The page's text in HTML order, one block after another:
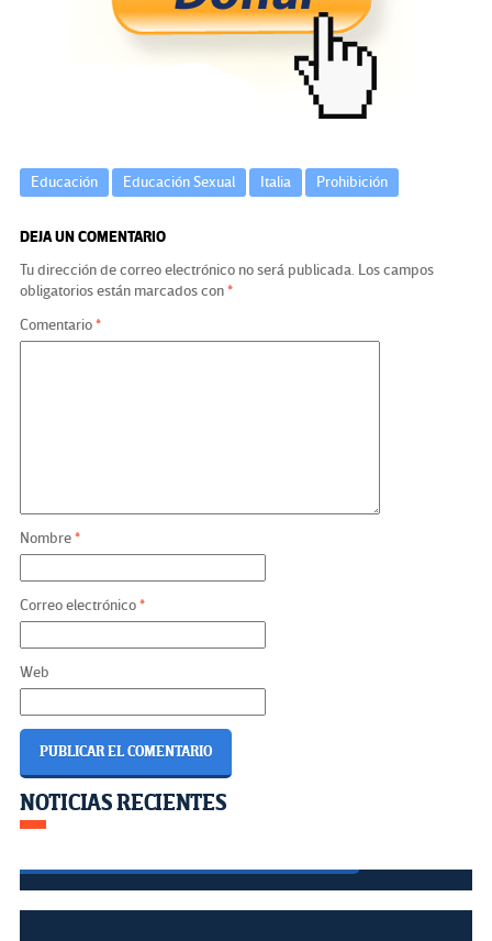
m n
ar
tir
Educación Educación Sexual Italia Prohibición
DEJA UN COMENTARIO
Tu dirección de correo electrónico no será publicada. Los campos
obligatorios están marcados con*
Comentario*
Nombre*
Correo electrónico*
Web
Navegación
entradas
NOTICIAS RECIENTES
เดิมพัน ง่าย
Países en desarrollo gastan más
en deuda externa que en